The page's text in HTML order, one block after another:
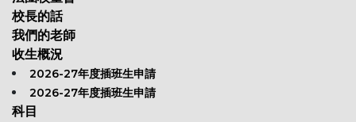
校長的話
我們的老師
收生概況
2026-27年度插班生申請
2026-27年度插班生申請
科目